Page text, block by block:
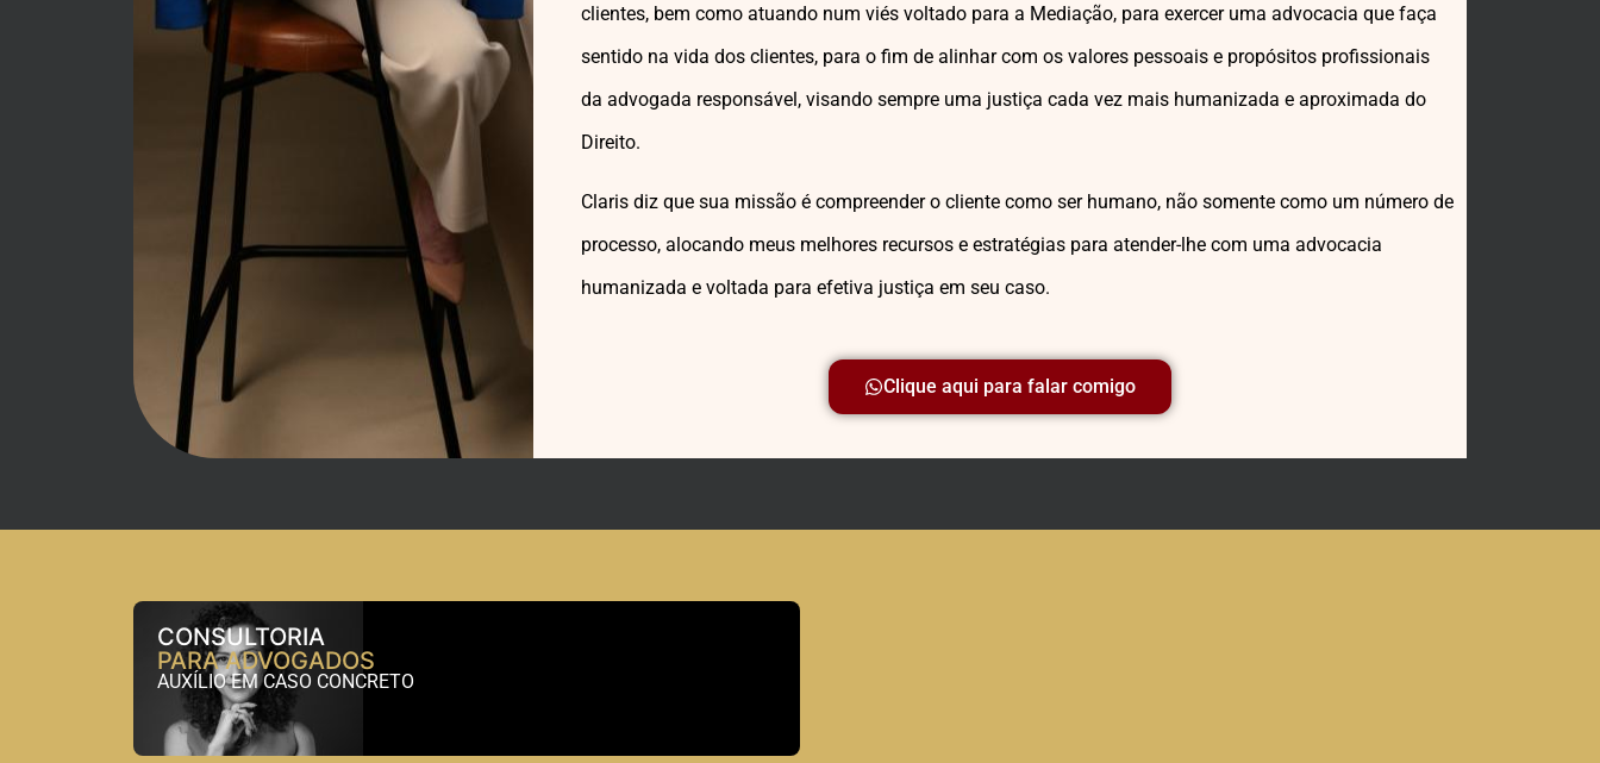
clientes, bem como atuando num viés voltado para a Mediação, para exercer uma advocacia que faça
sentido na vida dos clientes, para o fim de alinhar com os valores pessoais e propósitos profissionais
da advogada responsável, visando sempre uma justiça cada vez mais humanizada e aproximada do
Direito.
Claris diz que sua missão é compreender o cliente como ser humano, não somente como um número de
processo, alocando meus melhores recursos e estratégias para atender-lhe com uma advocacia
humanizada e voltada para efetiva justiça em seu caso.
Clique aqui para falar comigo
CONSULTORIA
PARA ADVOGADOS
AUXÍLIO EM CASO CONCRETO